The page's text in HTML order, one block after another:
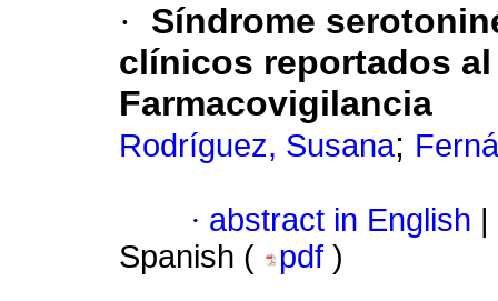
·
Síndrome
clínicos reportados
Farmacovigilancia
Rodríguez, Susana;
· abstract in English
Spanish (
pdf )